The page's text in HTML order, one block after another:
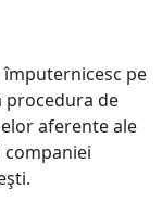
împuternicesc pe
procedura de
aferente ale